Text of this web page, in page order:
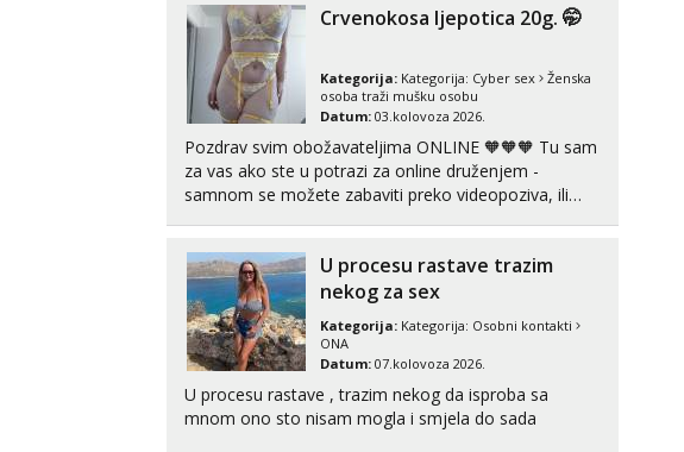
Alisa
Razgovaram :)
064/677-677- Kod: #106
Vanesa
Čekam tvoj poziv!
Tel:064/677-677- Kod: #74
tel:0,93€ - mob:1,12€ min
Lili
Razgovaram :)
Tel: 064/677-677 - Kod: #128
tel:0,93€ - mob:1,12€ min
Obavijesti me kada se oslobodi
Crvenokosa ljepotica 20g. 🤭
Kategorija: Kategorija: Cyber sex
Ženska
osoba traži mušku osobu
Datum: 03.kolovoza 2026.
Pozdrav svim obožavateljima ONLINE 🧡🧡🧡 Tu sam
za vas ako ste u potrazi za online druženjem -
samnom se možete zabaviti preko videopoziva, ili
tipkanja uz slike i hot line pozive. Za vas sam
pripremila ...
U procesu rastave trazim
nekog za sex
Kategorija: Kategorija: Osobni kontakti
ONA
Datum: 07.kolovoza 2026.
U procesu rastave , trazim nekog da isproba sa
mnom ono sto nisam mogla i smjela do sada